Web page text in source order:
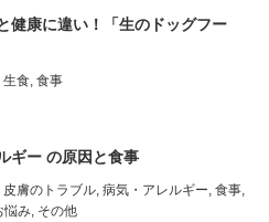
健康に違い！「生のドッグフー
生食 食事
ギー の原因と食事
皮膚のトラブル 病気・アレルギー 食事
悩み その他